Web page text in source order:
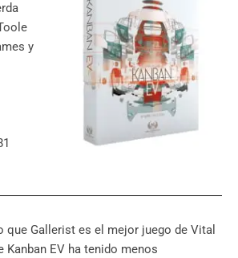
y
que Gallerist es el mejor juego de Vital
Kanban EV ha tenido menos